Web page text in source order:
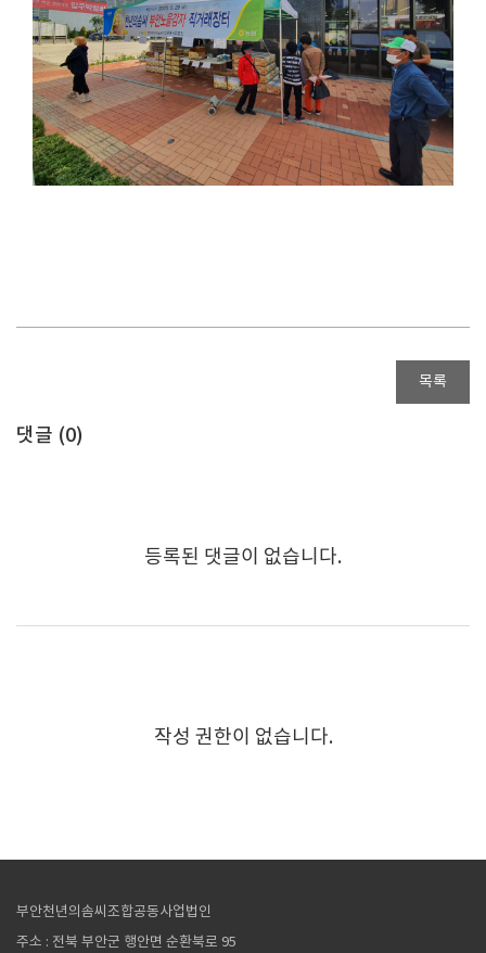
목록
댓글 (0)
등록된 댓글이 없습니다.
작성 권한이 없습니다.
부안천년의솜씨조합공동사업법인
주소 : 전북 부안군 행안면 순환북로 95